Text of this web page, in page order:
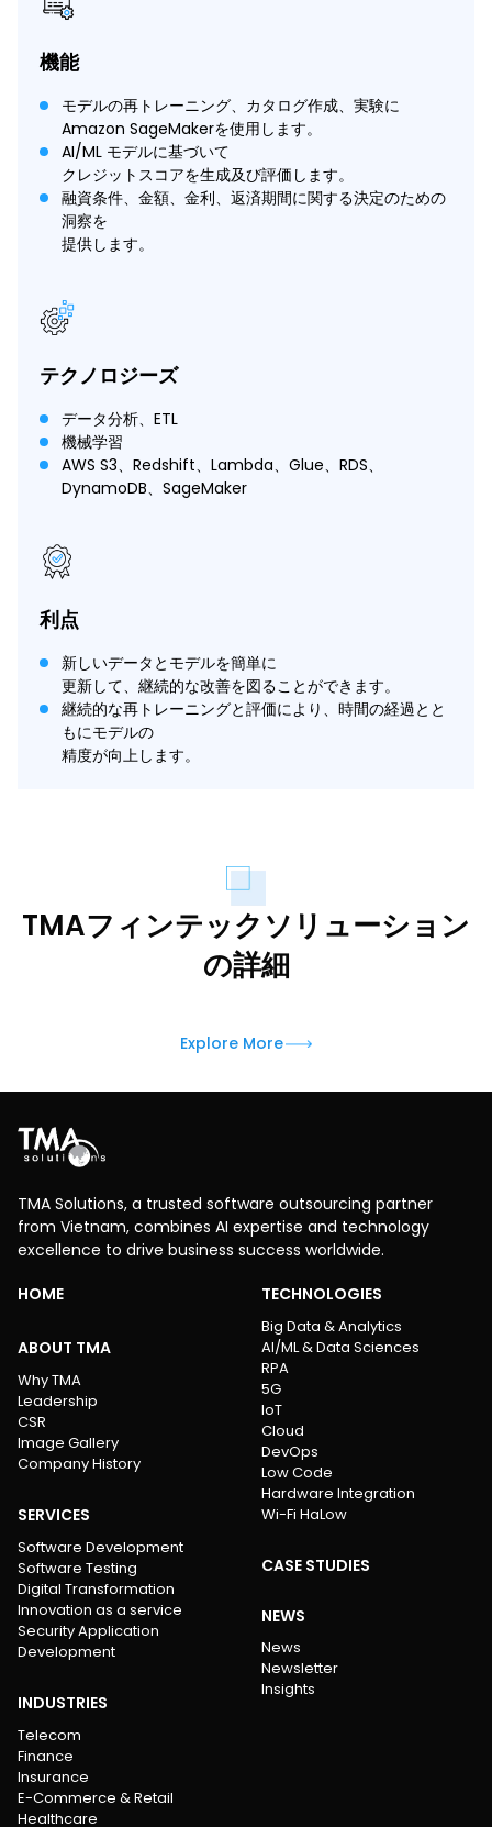
機能
モデルの再トレーニング、カタログ作成、実験に
Amazon SageMakerを使用します。
AI/ML モデルに基づいて
クレジットスコアを生成及び評価します。
融資条件、金額、金利、返済期間に関する決定のための
洞察を
提供します。
テクノロジーズ
データ分析、ETL
機械学習
AWS S3、Redshift、Lambda、Glue、RDS、
DynamoDB、SageMaker
利点
新しいデータとモデルを簡単に
更新して、継続的な改善を図ることができます。
継続的な再トレーニングと評価により、時間の経過とと
もにモデルの
精度が向上します。
TMAフィンテックソリューション
の詳細
Explore More
TMA Solutions, a trusted software outsourcing partner
from Vietnam, combines AI expertise and technology
excellence to drive business success worldwide.
HOME
ABOUT TMA
Why TMA
Leadership
CSR
Image Gallery
Company History
SERVICES
Software Development
Software Testing
Digital Transformation
Innovation as a service
Security Application
Development
INDUSTRIES
Telecom
Finance
Insurance
E-Commerce & Retail
Healthcare
TECHNOLOGIES
Big Data & Analytics
AI/ML & Data Sciences
RPA
5G
IoT
Cloud
DevOps
Low Code
Hardware Integration
Wi-Fi HaLow
CASE STUDIES
NEWS
News
Newsletter
Insights